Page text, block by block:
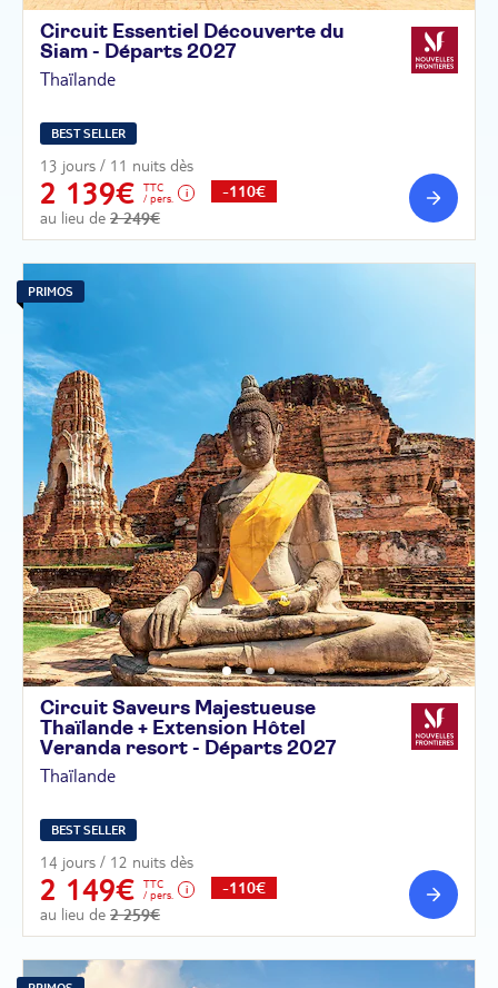
Circuit Essentiel Découverte du
Siam - Départs 2027
Thaïlande
BEST SELLER
13 jours / 11 nuits dès
2 139€
TTC
/ pers.
au lieu de 2 249€
-110€
PRIMOS
Circuit Saveurs Majestueuse
Thaïlande + Extension Hôtel
Veranda resort - Départs 2027
Thaïlande
BEST SELLER
14 jours / 12 nuits dès
2 149€
TTC
/ pers.
au lieu de 2 259€
-110€